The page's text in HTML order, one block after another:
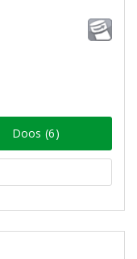
Doos (6)